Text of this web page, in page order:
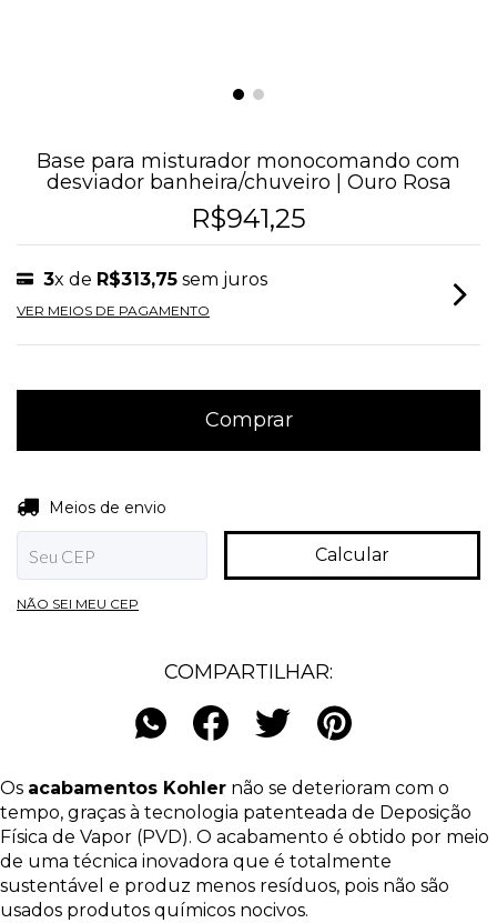
Base para misturador monocomando com
desviador banheira/chuveiro | Ouro Rosa
R$941,25
3x de R$313,75 sem juros
VER MEIOS DE PAGAMENTO
Entregas para o CEP:
Meios de envio
Calcular
NÃO SEI MEU CEP
COMPARTILHAR:
Os acabamentos Kohler não se deterioram com o
tempo, graças à tecnologia patenteada de Deposição
Física de Vapor (PVD). O acabamento é obtido por meio
de uma técnica inovadora que é totalmente
sustentável e produz menos resíduos, pois não são
usados produtos químicos nocivos.